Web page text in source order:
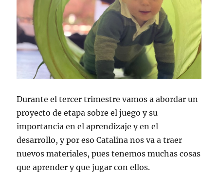
Durante el tercer trimestre vamos a abordar un
proyecto de etapa sobre el juego y su
importancia en el aprendizaje y en el
desarrollo, y por eso Catalina nos va a traer
nuevos materiales, pues tenemos muchas cosas
que aprender y que jugar con ellos.